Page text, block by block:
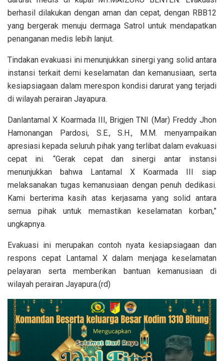
berhasil dilakukan dengan aman dan cepat, dengan RBB12
yang bergerak menuju dermaga Satrol untuk mendapatkan
penanganan medis lebih lanjut.
Tindakan evakuasi ini menunjukkan sinergi yang solid antara
instansi terkait demi keselamatan dan kemanusiaan, serta
kesiapsiagaan dalam merespon kondisi darurat yang terjadi
di wilayah perairan Jayapura.
Danlantamal X Koarmada III, Brigjen TNI (Mar) Freddy Jhon
Hamonangan Pardosi, S.E., S.H., M.M. menyampaikan
apresiasi kepada seluruh pihak yang terlibat dalam evakuasi
cepat ini. “Gerak cepat dan sinergi antar instansi
menunjukkan bahwa Lantamal X Koarmada III siap
melaksanakan tugas kemanusiaan dengan penuh dedikasi.
Kami berterima kasih atas kerjasama yang solid antara
semua pihak untuk memastikan keselamatan korban,”
ungkapnya.
Evakuasi ini merupakan contoh nyata kesiapsiagaan dan
respons cepat Lantamal X dalam menjaga keselamatan
pelayaran serta memberikan bantuan kemanusiaan di
wilayah perairan Jayapura.(rd)